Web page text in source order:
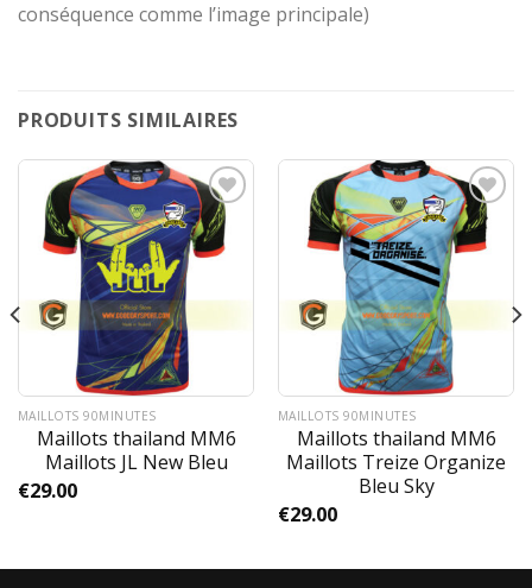
conséquence comme l’image principale)
PRODUITS SIMILAIRES
MAILLOTS 90MINUTES
Maillots thailand MM6
Maillots JL New Bleu
€29.00
MAILLOTS 90MINUTES
Maillots thailand MM6
Maillots Treize Organize
Bleu Sky
€29.00